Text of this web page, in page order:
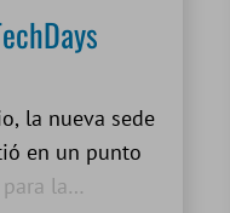
la nueva sede
en un punto
la